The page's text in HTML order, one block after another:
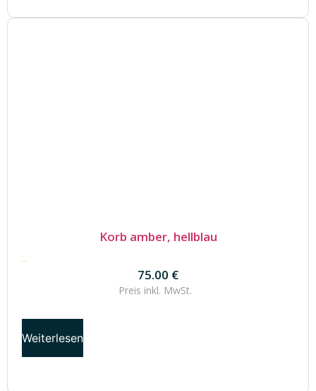
Korb amber, hellblau
75.00 €
75.00 €
Preis inkl. MwSt.
Weiterlesen